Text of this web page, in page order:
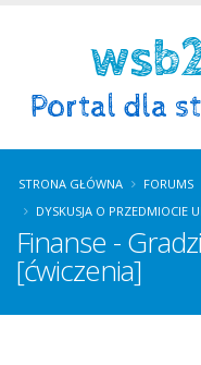
STRONA GŁÓWNA FORUMS
DYSKUSJA O PRZEDMIOCIE
Finanse -
[ćwiczenia]